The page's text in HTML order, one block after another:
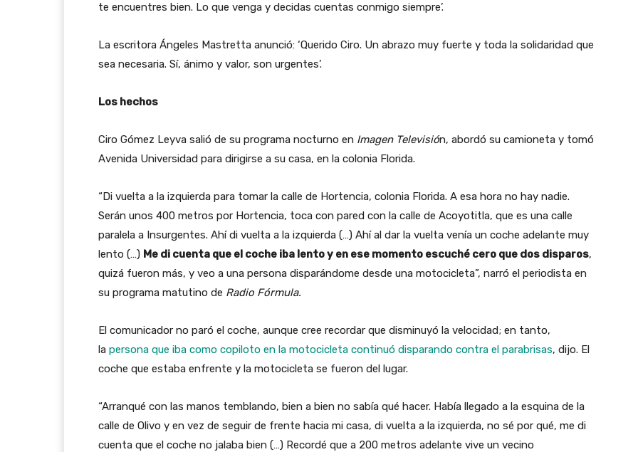
te encuentres bien. Lo que venga y decidas cuentas conmigo siempre’.
La escritora Ángeles Mastretta anunció: ‘Querido Ciro. Un abrazo muy fuerte y toda la solidaridad que
sea necesaria. Sí, ánimo y valor, son urgentes’.
Los hechos
Ciro Gómez Leyva salió de su programa nocturno en Imagen Televisión, abordó su camioneta y tomó
Avenida Universidad para dirigirse a su casa, en la colonia Florida.
“Di vuelta a la izquierda para tomar la calle de Hortencia, colonia Florida. A esa hora no hay nadie.
Serán unos 400 metros por Hortencia, toca con pared con la calle de Acoyotitla, que es una calle
paralela a Insurgentes. Ahí di vuelta a la izquierda (…) Ahí al dar la vuelta venía un coche adelante muy
lento (…) Me di cuenta que el coche iba lento y en ese momento escuché cero que dos disparos,
quizá fueron más, y veo a una persona disparándome desde una motocicleta”, narró el periodista en
su programa matutino de Radio Fórmula.
El comunicador no paró el coche, aunque cree recordar que disminuyó la velocidad; en tanto,
la persona que iba como copiloto en la motocicleta continuó disparando contra el parabrisas, dijo. El
coche que estaba enfrente y la motocicleta se fueron del lugar.
“Arranqué con las manos temblando, bien a bien no sabía qué hacer. Había llegado a la esquina de la
calle de Olivo y en vez de seguir de frente hacia mi casa, di vuelta a la izquierda, no sé por qué, me di
cuenta que el coche no jalaba bien (…) Recordé que a 200 metros adelante vive un vecino